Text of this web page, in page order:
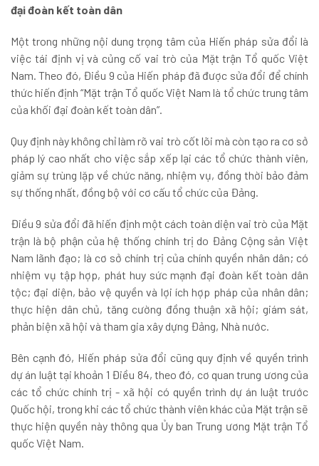
đại đoàn kết toàn dân
Một trong những nội dung trọng tâm của Hiến pháp sửa đổi là
việc tái định vị và củng cố vai trò của Mặt trận Tổ quốc Việt
Nam. Theo đó, Điều 9 của Hiến pháp đã được sửa đổi để chính
thức hiến định “Mặt trận Tổ quốc Việt Nam là tổ chức trung tâm
của khối đại đoàn kết toàn dân”.
Quy định này không chỉ làm rõ vai trò cốt lõi mà còn tạo ra cơ sở
pháp lý cao nhất cho việc sắp xếp lại các tổ chức thành viên,
giảm sự trùng lặp về chức năng, nhiệm vụ, đồng thời bảo đảm
sự thống nhất, đồng bộ với cơ cấu tổ chức của Đảng.
Điều 9 sửa đổi đã hiến định một cách toàn diện vai trò của Mặt
trận là bộ phận của hệ thống chính trị do Đảng Cộng sản Việt
Nam lãnh đạo; là cơ sở chính trị của chính quyền nhân dân; có
nhiệm vụ tập hợp, phát huy sức mạnh đại đoàn kết toàn dân
tộc; đại diện, bảo vệ quyền và lợi ích hợp pháp của nhân dân;
thực hiện dân chủ, tăng cường đồng thuận xã hội; giám sát,
phản biện xã hội và tham gia xây dựng Đảng, Nhà nước.
Bên cạnh đó, Hiến pháp sửa đổi cũng quy định về quyền trình
dự án luật tại khoản 1 Điều 84, theo đó, cơ quan trung ương của
các tổ chức chính trị - xã hội có quyền trình dự án luật trước
Quốc hội, trong khi các tổ chức thành viên khác của Mặt trận sẽ
thực hiện quyền này thông qua Ủy ban Trung ương Mặt trận Tổ
quốc Việt Nam.